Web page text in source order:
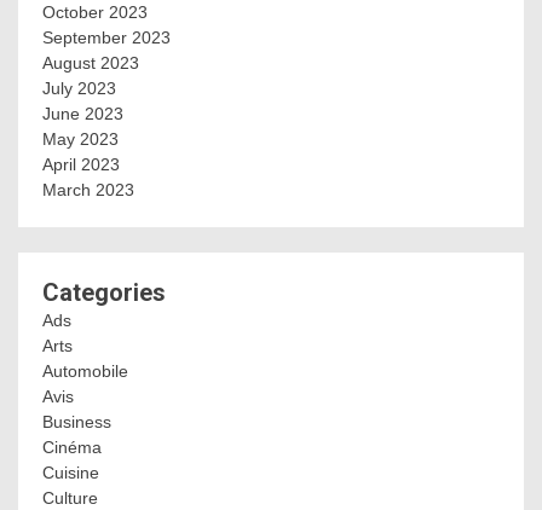
October 2023
September 2023
August 2023
July 2023
June 2023
May 2023
April 2023
March 2023
Categories
Ads
Arts
Automobile
Avis
Business
Cinéma
Cuisine
Culture